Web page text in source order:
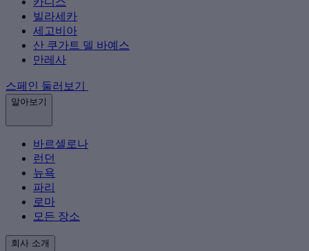
빌라세카
세고비아
산 쿠가트 델 바예스
만레사
스페인 둘러보기
알아보기
바르셀로나
런던
뉴욕
파리
로마
모든 장소
회사 소개